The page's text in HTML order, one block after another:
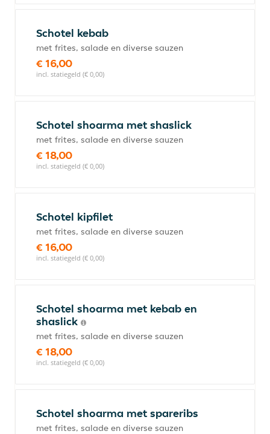
Schotel kebab
met frites, salade en diverse sauzen
€ 16,00
incl. statiegeld (€ 0,00)
Schotel shoarma met shaslick
met frites, salade en diverse sauzen
€ 18,00
incl. statiegeld (€ 0,00)
Schotel kipfilet
met frites, salade en diverse sauzen
€ 16,00
incl. statiegeld (€ 0,00)
Schotel shoarma met kebab en
shaslick
met frites, salade en diverse sauzen
€ 18,00
incl. statiegeld (€ 0,00)
Schotel shoarma met spareribs
met frites, salade en diverse sauzen